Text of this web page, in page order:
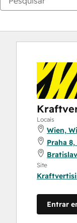
Locais
Wien,
Praha
Site
Entrar